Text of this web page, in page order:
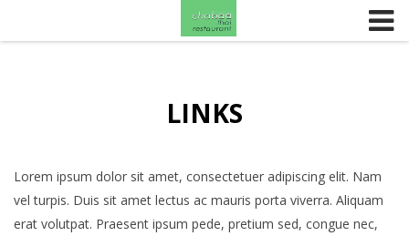
LINKS
Lorem ipsum dolor sit amet, consectetuer adipiscing elit. Nam
vel turpis. Duis sit amet lectus ac mauris porta viverra. Aliquam
erat volutpat. Praesent ipsum pede, pretium sed, congue nec,